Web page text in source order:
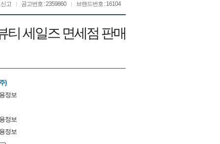
브랜드번호 : 16104
공고번호 : 2359860
고
티 세일즈 면세점 판매
)
정보
정보
정보